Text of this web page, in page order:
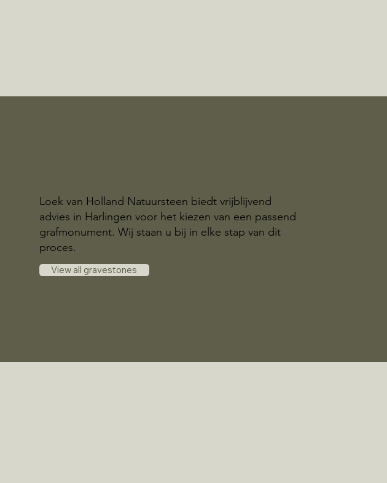
Loek van Holland Natuursteen biedt vrijblijvend
advies in Harlingen voor het kiezen van een passend
grafmonument. Wij staan u bij in elke stap van dit
proces.
View all gravestones